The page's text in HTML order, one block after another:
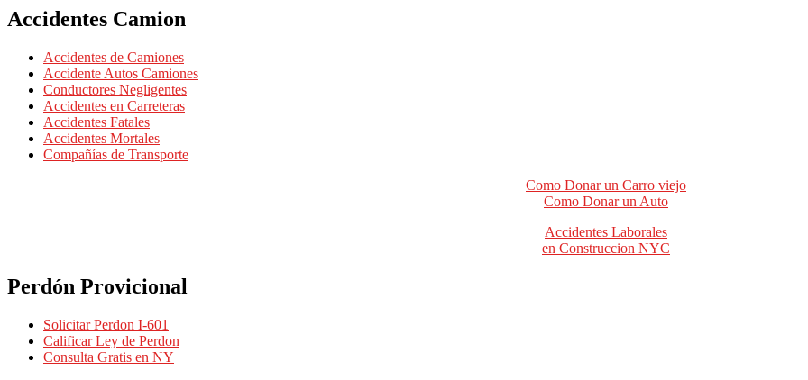
Accidentes Camion
Accidentes de Camiones
Accidente Autos Camiones
Conductores Negligentes
Accidentes en Carreteras
Accidentes Fatales
Accidentes Mortales
Compañías de Transporte
Como Donar un Carro viejo
Como Donar un Auto
Accidentes Laborales
en Construccion NYC
Perdón Provicional
Solicitar Perdon I-601
Calificar Ley de Perdon
Consulta Gratis en NY